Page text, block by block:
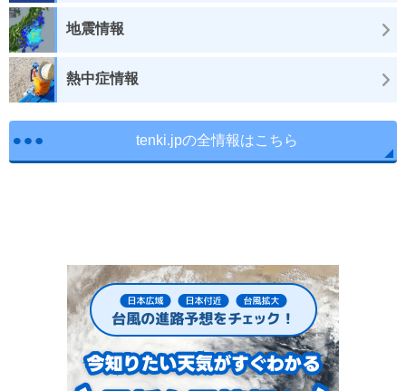
地震情報
熱中症情報
tenki.jpの全情報はこちら